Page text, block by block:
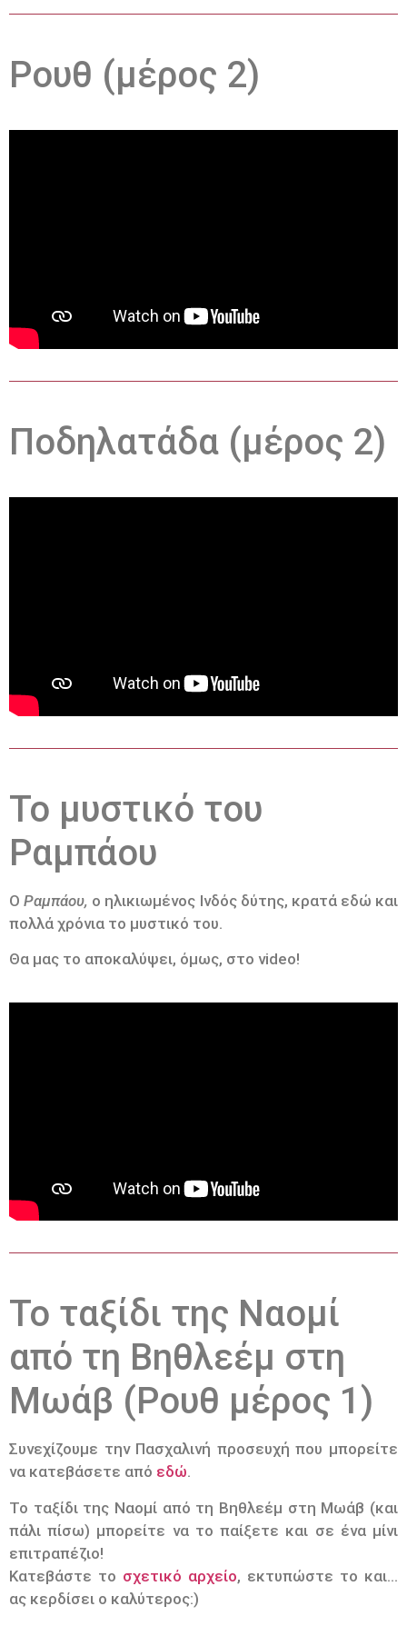
Ρουθ (μέρος 2)
Ποδηλατάδα (μέρος 2)
Το μυστικό του
Ραμπάου
ΟΡαμπάου, ο ηλικιωμένος Ινδός δύτης, κρατά εδώ και
πολλά χρόνια το μυστικό του.
Θα μας το αποκαλύψει, όμως, στο video!
Το ταξίδι της Ναομί
από τη Βηθλεέμ στη
Μωάβ (Ρουθ μέρος 1)
Συνεχίζουμε την Πασχαλινή προσευχή που μπορείτε
να κατεβάσετε από εδώ.
Το ταξίδι της Ναομί από τη Βηθλεέμ στη Μωάβ (και
πάλι πίσω) μπορείτε να το παίξετε και σε ένα μίνι
επιτραπέζιο!
Κατεβάστε το σχετικό αρχείο, εκτυπώστε το και…
ας κερδίσει ο καλύτερος:)